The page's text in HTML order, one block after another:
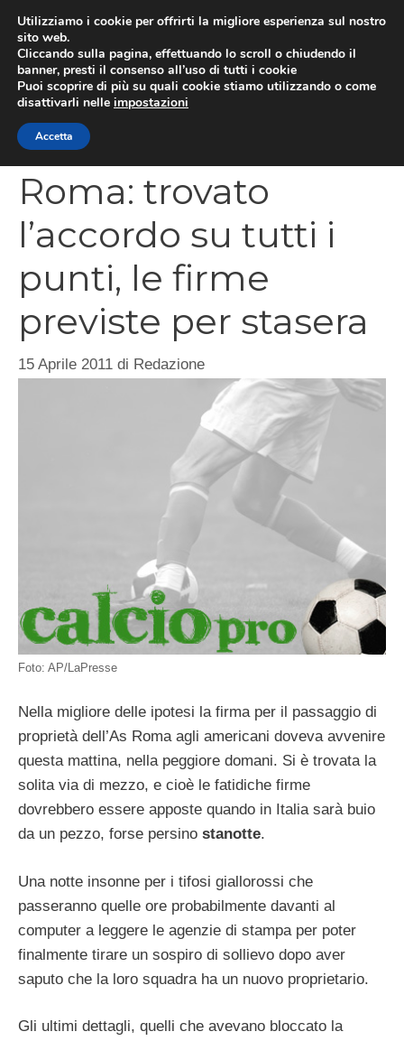
contenuto
Roma: trovato
l’accordo su tutti i
punti, le firme
previste per stasera
15 Aprile 2011 di Redazione
Foto: AP/LaPresse
Nella migliore delle ipotesi la firma per il passaggio di
proprietà dell’As Roma agli americani doveva avvenire
questa mattina, nella peggiore domani. Si è trovata la
solita via di mezzo, e cioè le fatidiche firme
dovrebbero essere apposte quando in Italia sarà buio
da un pezzo, forse persino stanotte.
Una notte insonne per i tifosi giallorossi che
passeranno quelle ore probabilmente davanti al
computer a leggere le agenzie di stampa per poter
finalmente tirare un sospiro di sollievo dopo aver
saputo che la loro squadra ha un nuovo proprietario.
Gli ultimi dettagli, quelli che avevano bloccato la
Utilizziamo i cookie per offrirti la migliore esperienza sul nostro
sito web.
Cliccando sulla pagina, effettuando lo scroll o chiudendo il
banner, presti il consenso all’uso di tutti i cookie
Puoi scoprire di più su quali cookie stiamo utilizzando o come
disattivarli nelle impostazioni
Accetta